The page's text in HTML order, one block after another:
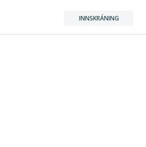
INNSKRÁNING